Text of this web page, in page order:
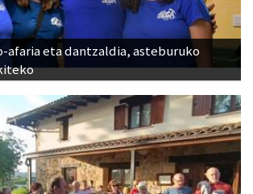
afaria eta dantzaldia, asteburuko